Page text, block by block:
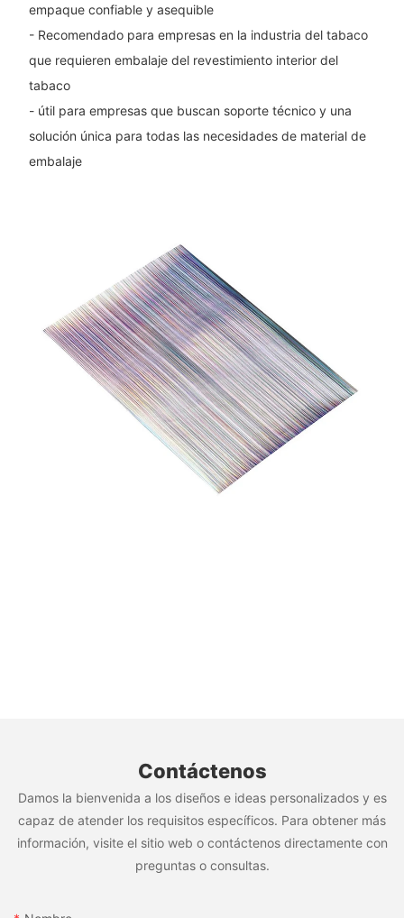
empaque confiable y asequible
- Recomendado para empresas en la industria del tabaco
que requieren embalaje del revestimiento interior del
tabaco
- útil para empresas que buscan soporte técnico y una
solución única para todas las necesidades de material de
embalaje
Contáctenos
Damos la bienvenida a los diseños e ideas personalizados y es
capaz de atender los requisitos específicos. Para obtener más
información, visite el sitio web o contáctenos directamente con
preguntas o consultas.